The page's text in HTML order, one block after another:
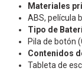
Materiales
ABS, película
Tipo de
Pila de botón
Contenidos
Tableta de